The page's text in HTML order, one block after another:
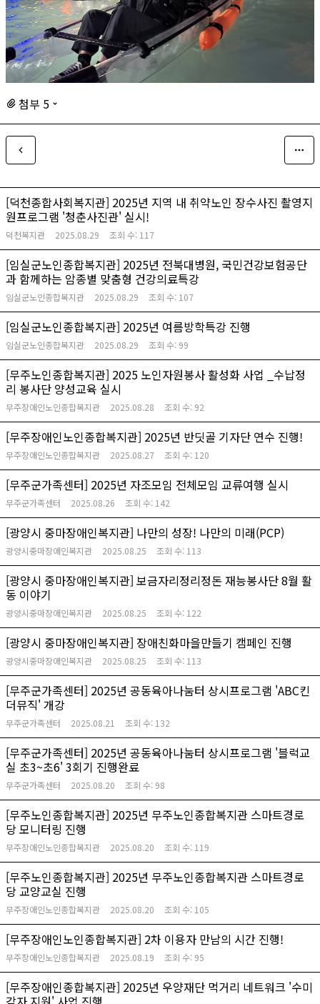
첨부 5
[덕천종합사회복지관] 2025년 지역 내 취약노인 장수사진 촬영지
원프로그램 '청춘사진관' 실시!
덕천복지관 2025.08.29 조회 수: 117
[임실군노인종합복지관] 2025년 전북대병원, 국민건강보험공단
과 함께하는 암종별 맞춤형 건강의료특강
임실군노인종합복지관 2025.08.29 조회 수: 107
[임실군노인종합복지관] 2025년 여름방학특강 진행
임실군노인종합복지관 2025.08.29 조회 수: 99
[무주노인종합복지관] 2025 노인자원봉사 활성화 사업 _수납정
리 봉사단 양성교육 실시
무주장애인노인종합복지관 2025.08.28 조회 수: 92
[무주장애인노인종합복지관] 2025년 반딧골 기자단 연수 진행!
무주장애인노인종합복지관 2025.08.27 조회 수: 120
[무주군가족센터] 2025년 자조모임 전체모임 교류여행 실시
무주군가족센터 2025.08.26 조회 수: 142
[광양시 중마장애인복지관] 나만의 성장! 나만의 미래(PCP)
광양시중마장애인복지관 2025.08.25 조회 수: 113
[광양시 중마장애인복지관] 보금자리정리정돈 재능봉사단 8월 활
동 이야기
광양시중마장애인복지관 2025.08.25 조회 수: 122
[광양시 중마장애인복지관] 장애친화마을만들기 캠페인 진행
광양시중마장애인복지관 2025.08.25 조회 수: 113
[무주군가족센터] 2025년 공동육아나눔터 상시프로그램 'ABC킨
더뮤직' 개강
무주군가족센터 2025.08.21 조회 수: 132
[무주군가족센터] 2025년 공동육아나눔터 상시프로그램 '블럭교
실 초3~초6' 3회기 진행완료
무주군가족센터 2025.08.20 조회 수: 98
[무주노인종합복지관] 2025년 무주노인종합복지관 스마트경로
당 모니터링 진행
무주장애인노인종합복지관 2025.08.20 조회 수: 119
[무주노인종합복지관] 2025년 무주노인종합복지관 스마트경로
당 교양교실 진행
무주장애인노인종합복지관 2025.08.20 조회 수: 105
[무주장애인노인종합복지관] 2차 이용자 만남의 시간 진행!
무주장애인노인종합복지관 2025.08.19 조회 수: 95
[무주장애인종합복지관] 2025년 우양재단 먹거리 네트워크 '수미